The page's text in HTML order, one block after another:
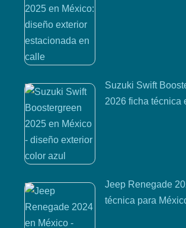
Suzuki Swift
2026 ficha técnica
Jeep Renegade
técnica para